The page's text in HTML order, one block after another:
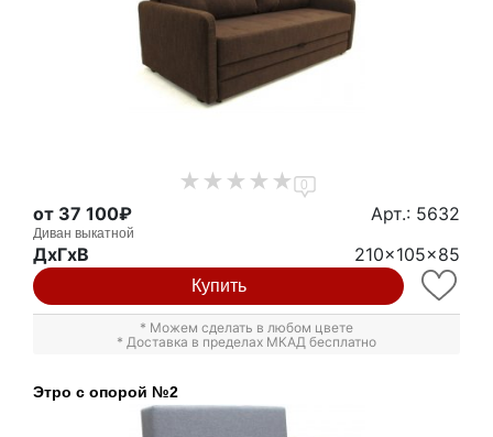
0
от 37 100₽ Арт.: 5632
Диван выкатной
ДxГxВ 210x105x85
Купить
* Можем сделать в любом цвете
* Доставка в пределах МКАД бесплатно
Этро с опорой №2